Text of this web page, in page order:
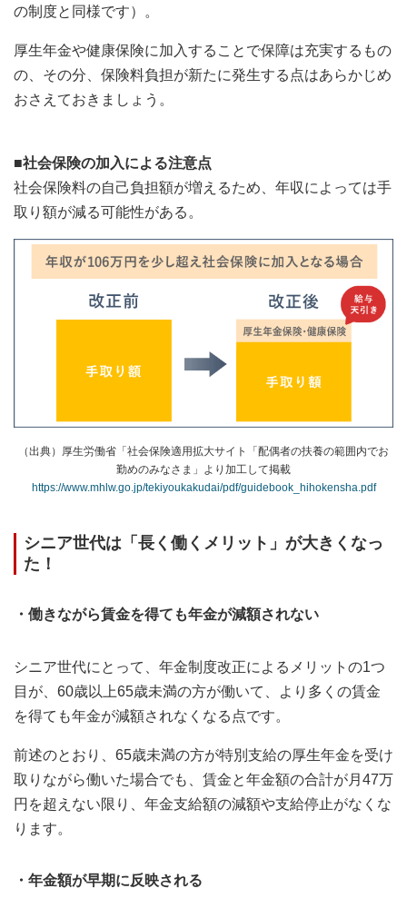
の制度と同様です）。
厚生年金や健康保険に加入することで保障は充実するもの
の、その分、保険料負担が新たに発生する点はあらかじめ
おさえておきましょう。
■社会保険の加入による注意点
社会保険料の自己負担額が増えるため、年収によっては手
取り額が減る可能性がある。
（出典）厚生労働省「社会保険適用拡大サイト「配偶者の扶養の範囲内でお
勤めのみなさま」より加工して掲載
https://www.mhlw.go.jp/tekiyoukakudai/pdf/guidebook_hihokensha.pdf
シニア世代は「長く働くメリット」が大きくなっ
た！
・働きながら賃金を得ても年金が減額されない
シニア世代にとって、年金制度改正によるメリットの1つ
目が、60歳以上65歳未満の方が働いて、より多くの賃金
を得ても年金が減額されなくなる点です。
前述のとおり、65歳未満の方が特別支給の厚生年金を受け
取りながら働いた場合でも、賃金と年金額の合計が月47万
円を超えない限り、年金支給額の減額や支給停止がなくな
ります。
・年金額が早期に反映される